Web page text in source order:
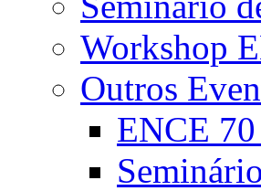
Workshop
Outros
ENCE